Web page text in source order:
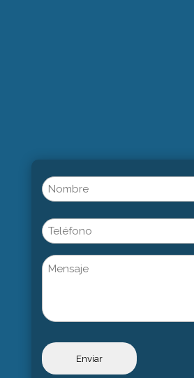
Name
(Obligatorio)
Phone
Untitled